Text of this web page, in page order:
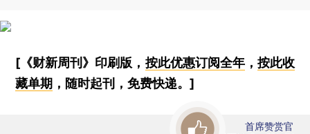
[《财新周刊》印刷版， 按此优惠订阅全年， 按此收
藏单期 ，随时起刊，免费快递。]
首席赞赏官